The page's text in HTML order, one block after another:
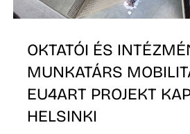
OKTATÓI ÉS
MUNKATÁRS
EU4ART PROJEKT
HELSINKI